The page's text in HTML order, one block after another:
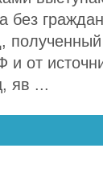
без
и от
яв ...